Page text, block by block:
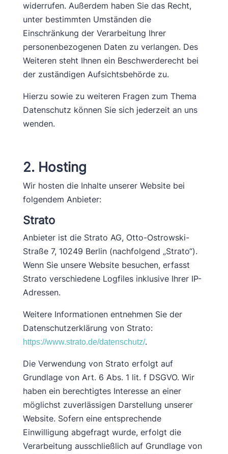
widerrufen. Außerdem haben Sie das Recht,
unter bestimmten Umständen die
Einschränkung der Verarbeitung Ihrer
personenbezogenen Daten zu verlangen. Des
Weiteren steht Ihnen ein Beschwerderecht bei
der zuständigen Aufsichtsbehörde zu.
Hierzu sowie zu weiteren Fragen zum Thema
Datenschutz können Sie sich jederzeit an uns
wenden.
2. Hosting
Wir hosten die Inhalte unserer Website bei
folgendem Anbieter:
Strato
Anbieter ist die Strato AG, Otto-Ostrowski-
Straße 7, 10249 Berlin (nachfolgend „Strato“).
Wenn Sie unsere Website besuchen, erfasst
Strato verschiedene Logfiles inklusive Ihrer IP-
Adressen.
Weitere Informationen entnehmen Sie der
Datenschutzerklärung von Strato:
https://www.strato.de/datenschutz/.
Die Verwendung von Strato erfolgt auf
Grundlage von Art. 6 Abs. 1 lit. f DSGVO. Wir
haben ein berechtigtes Interesse an einer
möglichst zuverlässigen Darstellung unserer
Website. Sofern eine entsprechende
Einwilligung abgefragt wurde, erfolgt die
Verarbeitung ausschließlich auf Grundlage von